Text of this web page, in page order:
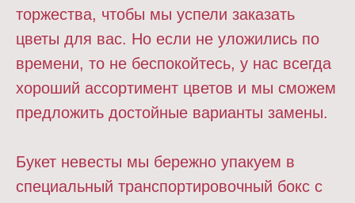
торжества, чтобы мы успели заказать
цветы для вас. Но если не уложились по
времени, то не беспокойтесь, у нас всегда
хороший ассортимент цветов и мы сможем
предложить достойные варианты замены.
Букет невесты мы бережно упакуем в
специальный транспортировочный бокс с